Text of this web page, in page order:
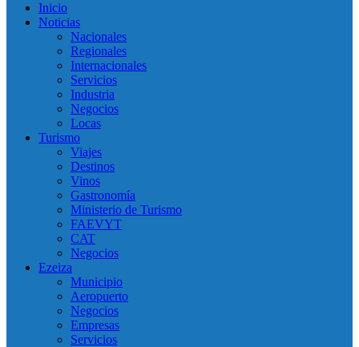
Inicio
Noticias
Nacionales
Regionales
Internacionales
Servicios
Industria
Negocios
Locas
Turismo
Viajes
Destinos
Vinos
Gastronomía
Ministerio de Turismo
FAEVYT
CAT
Negocios
Ezeiza
Municipio
Aeropuerto
Negocios
Empresas
Servicios